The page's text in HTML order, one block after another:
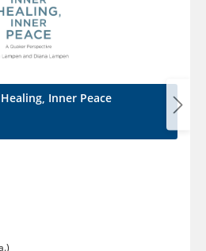
Inner Peace